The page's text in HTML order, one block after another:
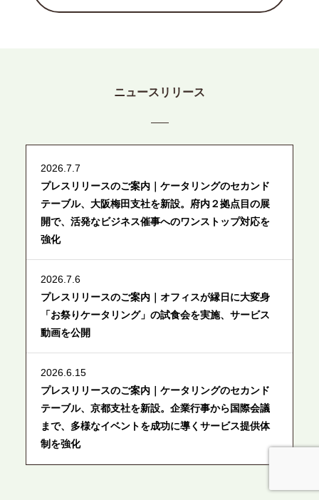
ニュースリリース
2026.7.7
プレスリリースのご案内｜ケータリングのセカンド
テーブル、大阪梅田支社を新設。府内２拠点目の展
開で、活発なビジネス催事へのワンストップ対応を
強化
2026.7.6
プレスリリースのご案内｜オフィスが縁日に大変身
「お祭りケータリング」の試食会を実施、サービス
動画を公開
2026.6.15
プレスリリースのご案内｜ケータリングのセカンド
テーブル、京都支社を新設。企業行事から国際会議
まで、多様なイベントを成功に導くサービス提供体
制を強化